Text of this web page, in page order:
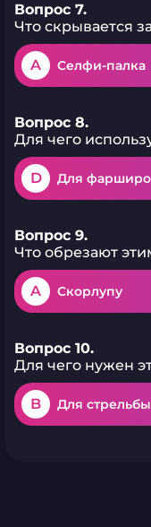
Вопрос 7.
Что скрывается
A Селфи-палка
Вопрос 8.
Для чего
D Для
Вопрос 9.
Что обрезают
A Скорлупу
Вопрос 10.
Для чего нужен
B Для